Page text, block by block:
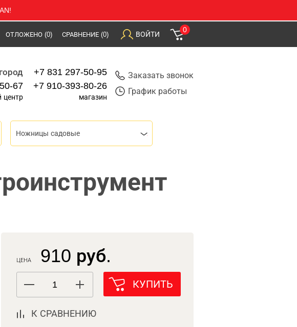
ОТЛОЖЕНО (0) СРАВНЕНИЕ (0) ВОЙТИ
0
67
центр
+7 831 297-50-95
+7 910-393-80-26
магазин
Заказать звонок
График работы
Ножницы садовые
ЦЕНА 910 руб.
КУПИТЬ
К СРАВНЕНИЮ